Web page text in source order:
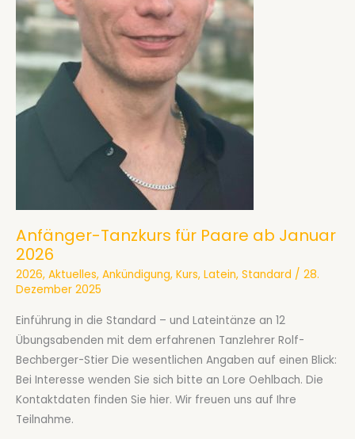
Anfänger-Tanzkurs für Paare ab Januar
2026
2026, Aktuelles, Ankündigung, Kurs, Latein, Standard / 28.
Dezember 2025
Einführung in die Standard – und Lateintänze an 12
Übungsabenden mit dem erfahrenen Tanzlehrer Rolf-
Bechberger-Stier Die wesentlichen Angaben auf einen Blick:
Bei Interesse wenden Sie sich bitte an Lore Oehlbach. Die
Kontaktdaten finden Sie hier. Wir freuen uns auf Ihre
Teilnahme.